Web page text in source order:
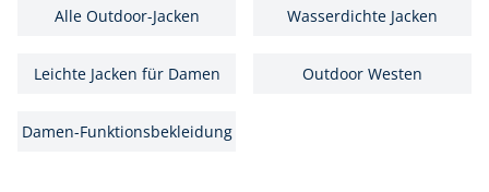
Alle Outdoor-Jacken Wasserdichte Jacken
Leichte Jacken für Damen Outdoor Westen
Damen-Funktionsbekleidung